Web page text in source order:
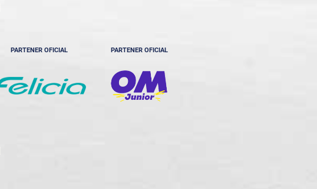
PARTENER OFICIAL PARTENER OFICIAL